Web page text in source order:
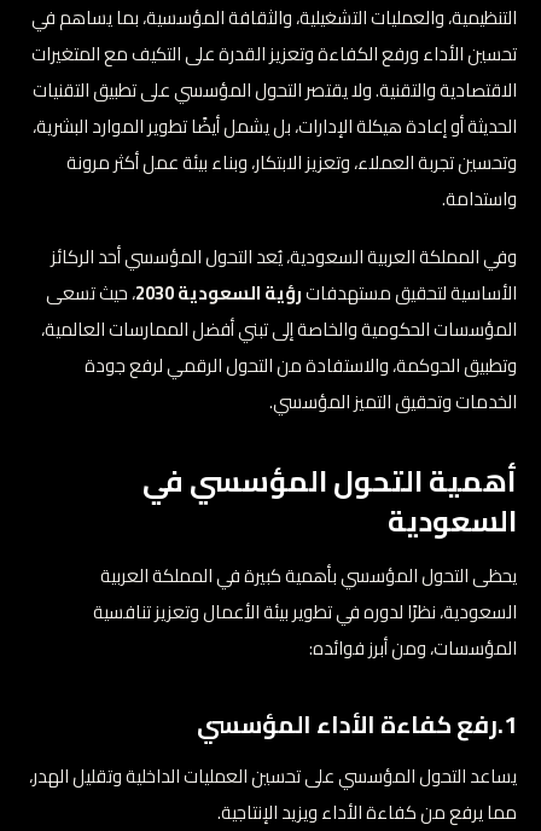
التنظيمية، والعمليات التشغيلية، والثقافة المؤسسية، بما يساهم في
تحسين الأداء ورفع الكفاءة وتعزيز القدرة على التكيف مع المتغيرات
الاقتصادية والتقنية. ولا يقتصر التحول المؤسسي على تطبيق التقنيات
الحديثة أو إعادة هيكلة الإدارات، بل يشمل أيضًا تطوير الموارد البشرية،
وتحسين تجربة العملاء، وتعزيز الابتكار، وبناء بيئة عمل أكثر مرونة
واستدامة.
وفي المملكة العربية السعودية، يُعد التحول المؤسسي أحد الركائز
الأساسية لتحقيق مستهدفاترؤية السعودية 2030
، حيث تسعى
المؤسسات الحكومية والخاصة إلى تبني أفضل الممارسات العالمية،
وتطبيق الحوكمة، والاستفادة من التحول الرقمي لرفع جودة
الخدمات وتحقيق التميز المؤسسي.
أهمية التحول المؤسسي في
السعودية
يحظى التحول المؤسسي بأهمية كبيرة في المملكة العربية
السعودية، نظرًا لدوره في تطوير بيئة الأعمال وتعزيز تنافسية
المؤسسات، ومن أبرز فوائده:
1.رفع كفاءة الأداء المؤسسي
يساعد التحول المؤسسي على تحسين العمليات الداخلية وتقليل الهدر،
مما يرفع من كفاءة الأداء ويزيد الإنتاجية.